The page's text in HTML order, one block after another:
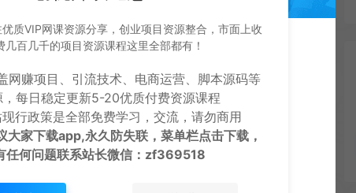
质VIP网课资源分享，创业项目资源整合，市面上收
几百几千的项目资源课程这里全部都有！
网赚项目、引流技术、电商运营、脚本源码等
，每日稳定更新5-20优质付费资源课程
行政策是全部免费学习，交流，请勿商用
大家下载app,永久防失联，菜单栏点击下载，
任何问题联系站长微信：zf369518